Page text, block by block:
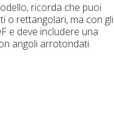
ricorda che puoi
o rettangolari, ma con gli
e deve includere una
angoli arrotondati